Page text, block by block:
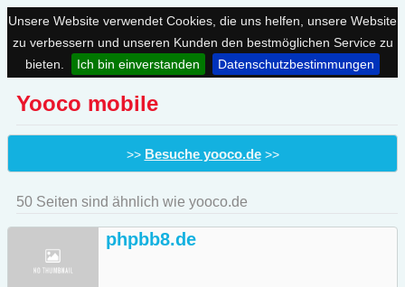
Unsere Website verwendet Cookies, die uns helfen, unsere Website
zu verbessern und unseren Kunden den bestmöglichen Service zu
bieten.
Ich bin einverstanden Datenschutzbestimmungen
Yooco mobile
>> Besuche yooco.de>>
50 Seiten sind ähnlich wie yooco.de
phpbb8.de